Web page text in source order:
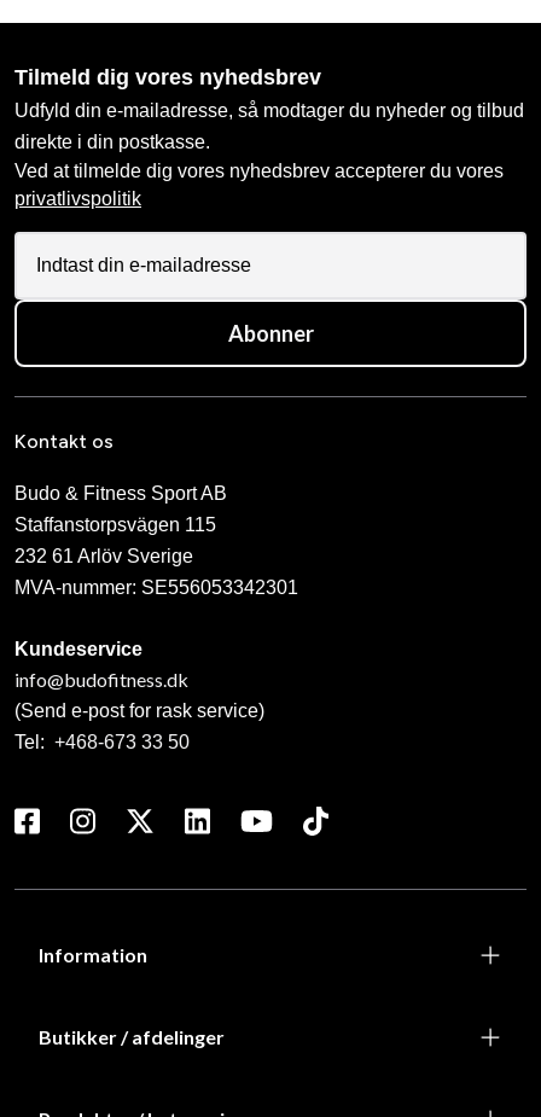
Tilmeld dig vores nyhedsbrev
Udfyld din e-mailadresse, så modtager du nyheder og tilbud
direkte i din postkasse.
Ved at tilmelde dig vores nyhedsbrev accepterer du vores
privatlivspolitik
Abonner
Kontakt os
Budo & Fitness Sport AB
Staffanstorpsvägen 115
232 61 Arlöv Sverige
MVA-nummer: SE556053342301
Kundeservice
info@budofitness.dk
(Send e-post for rask service)
Tel: +468-673 33 50
Information
Butikker / afdelinger